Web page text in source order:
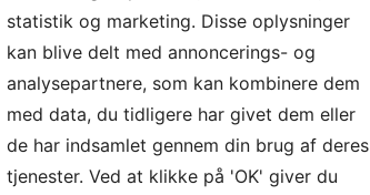
statistik og marketing. Disse oplysninger
kan blive delt med annoncerings- og
analysepartnere, som kan kombinere dem
med data, du tidligere har givet dem eller
de har indsamlet gennem din brug af deres
tjenester. Ved at klikke på 'OK' giver du